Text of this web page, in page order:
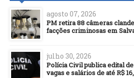
agosto 07, 2026
PM retira 88 câmeras
facções criminosas em
julho 30, 2026
Polícia Civil publica edital
vagas e salários de até R$